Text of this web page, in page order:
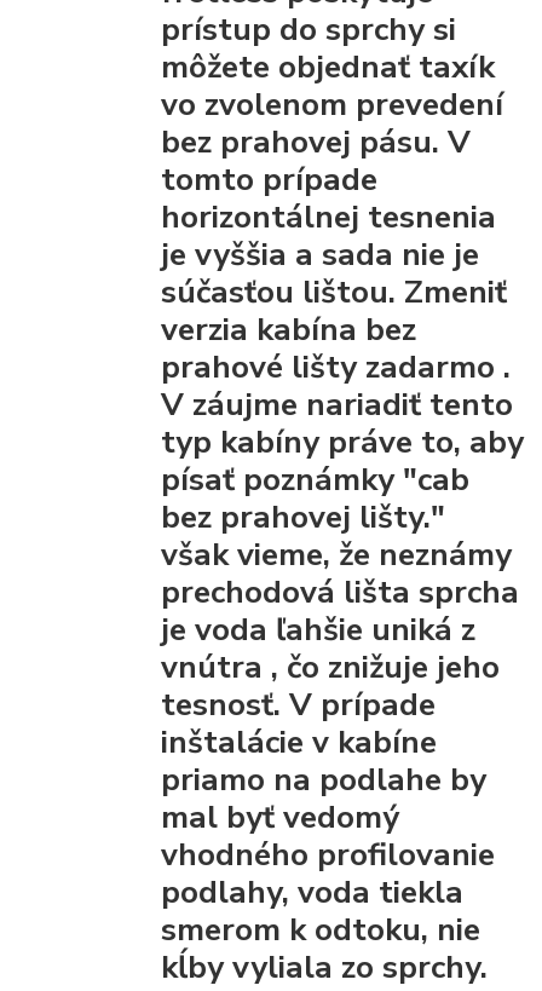
prístup do sprchysi
môžete objednať taxík
vo zvolenom prevedení
bez prahovej pásu.V
tomto prípade
horizontálnej tesnenia
je vyššia a sada nie je
súčasťou lištou. Zmeniť
verzia kabína bez
prahové lištyzadarmo .
V záujme nariadiť tento
typ kabíny práve to, aby
písať poznámky "cab
bez prahovej lišty."
však vieme, že neznámy
prechodová lištasprcha
je voda ľahšie uniká z
vnútra , čo znižuje jeho
tesnosť. V prípade
inštalácie v kabíne
priamo na podlahe by
mal byť vedomý
vhodného profilovanie
podlahy, voda tiekla
smerom k odtoku, nie
kĺby vyliala zo sprchy.